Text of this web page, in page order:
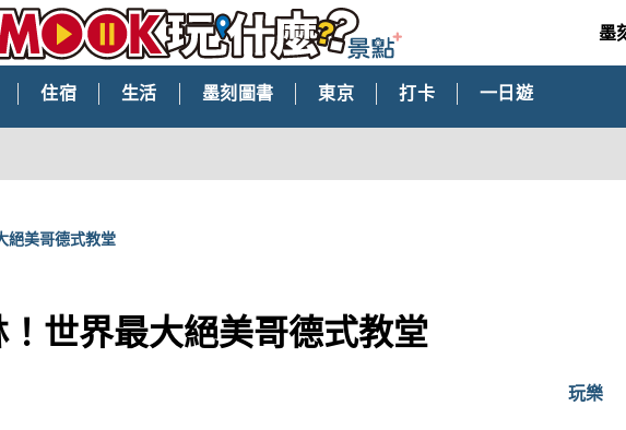
墨
住宿 生活 墨刻圖書 東京 打卡 一日遊
絕美哥德式教堂
世界最大絕美哥德式教堂
玩樂